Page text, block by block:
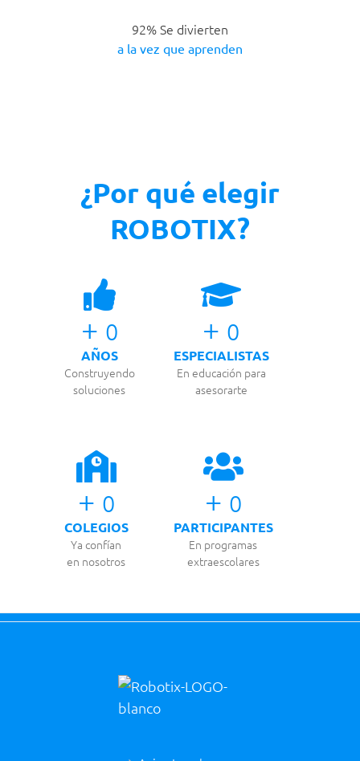
92% Se divierten
a la vez que aprenden
¿Por qué elegir
ROBOTIX?
+ 0
AÑOS
Construyendo
soluciones
+ 0
ESPECIALISTAS
En educación para
asesorarte
+ 0
COLEGIOS
Ya confían
en nosotros
+ 0
PARTICIPANTES
En programas
extraescolares